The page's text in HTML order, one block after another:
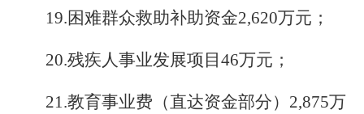
19.困难群众救助补助资金2,620万元；
20.残疾人事业发展项目46万元；
21.教育事业费（直达资金部分） 2,875万